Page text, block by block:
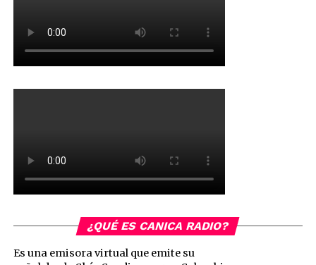
¿QUÉ ES CANICA RADIO?
Es una emisora virtual que emite su